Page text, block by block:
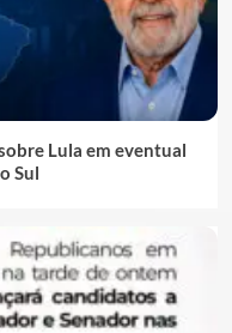
Lula em eventual
Sul